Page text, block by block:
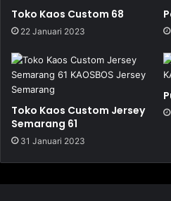
Toko Kaos Custom 68
22 Januari 2023
Toko Kaos Custom Jersey
Semarang 61
31 Januari 2023